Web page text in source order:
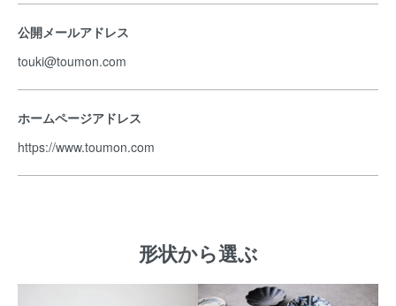
公開メールアドレス
touki@toumon.com
ホームページアドレス
https://www.toumon.com
形状から選ぶ